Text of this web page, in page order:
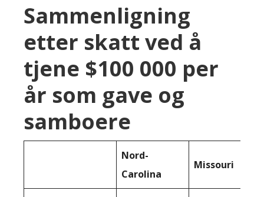
Sammenligning
etter skatt ved å
tjene $100 000 per
år som gave og
samboere
Nord-
Carolina
Missouri